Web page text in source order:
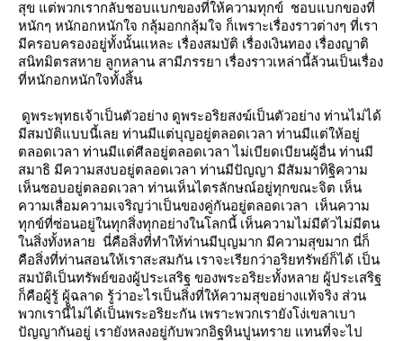
สุข แต่พวกเรากลับชอบแบกของที่ให้ความทุกข์ ชอบแบกของที่
หนักๆ หนักอกหนักใจ กลุ้มอกกลุ้มใจ ก็เพราะเรื่องราวต่างๆ ที่เรา
มีครอบครองอยู่ทั้งนั้นแหละ เรื่องสมบัติ เรื่องเงินทอง เรื่องญาติ
สนิทมิตรสหาย ลูกหลาน สามีภรรยา เรื่องราวเหล่านี้ล้วนเป็นเรื่อง
ที่หนักอกหนักใจทั้งสิ้น
ดูพระพุทธเจ้าเป็นตัวอย่าง ดูพระอริยสงฆ์เป็นตัวอย่าง ท่านไม่ได้
มีสมบัติแบบนี้เลย ท่านมีแต่บุญอยู่ตลอดเวลา ท่านมีแต่ให้อยู่
ตลอดเวลา ท่านมีแต่ศีลอยู่ตลอดเวลา ไม่เบียดเบียนผู้อื่น ท่านมี
สมาธิ มีความสงบอยู่ตลอดเวลา ท่านมีปัญญา มีสัมมาทิฐิความ
เห็นชอบอยู่ตลอดเวลา ท่านเห็นไตรลักษณ์อยู่ทุกขณะจิต เห็น
ความเสื่อมความเจริญว่าเป็นของคู่กันอยู่ตลอดเวลา เห็นความ
ทุกข์ที่ซ่อนอยู่ในทุกสิ่งทุกอย่างในโลกนี้ เห็นความไม่มีตัวไม่มีตน
นสิ่งทั้งหลาย นี่คือสิ่งที่ทำให้ท่านมีบุญมาก มีความสุขมาก นี่ก็
คือสิ่งที่ท่านสอนให้เราสะสมกัน เราจะเรียกว่าอริยทรัพย์ก็ได้ เป็น
สมบัติเป็นทรัพย์ของผู้ประเสริฐ ของพระอริยะทั้งหลาย ผู้ประเสริฐ
ก็คือผู้รู้ ผู้ฉลาด รู้ว่าอะไรเป็นสิ่งที่ให้ความสุขอย่างแท้จริง ส่วน
พวกเรานี้ไม่ได้เป็นพระอริยะกัน เพราะพวกเรายังโง่เขลาเบา
ปัญญากันอยู่ เรายังหลงอยู่กับพวกอิฐหินปูนทราย แทนที่จะไป